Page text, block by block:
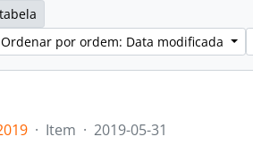
Ordenar por ordem: Data modificada
· Item · 2019-05-31